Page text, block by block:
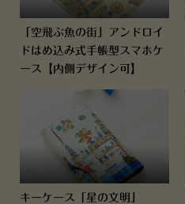
「空飛ぶ魚の街」アンドロイ
ドはめ込み式手帳型スマホケ
ース【内側デザイン可】
キーケース「星の文明」